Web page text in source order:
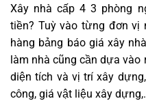
Xây nhà cấp 4 3 phòng
tiền? Tuỳ vào từng đơn vị
hàng bảng báo giá xây
làm nhà cũng cần dựa
diện tích và vị trí xây
công, giá vật liệu xây